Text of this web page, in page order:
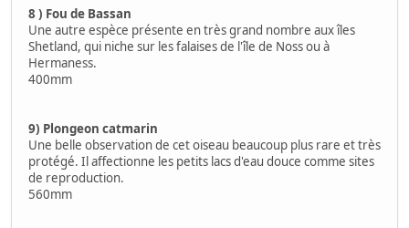
8 ) Fou de Bassan
Une autre espèce présente en très grand nombre aux îles
Shetland, qui niche sur les falaises de l'île de Noss ou à
Hermaness.
400mm
9) Plongeon catmarin
Une belle observation de cet oiseau beaucoup plus rare et très
protégé. Il affectionne les petits lacs d'eau douce comme sites
de reproduction.
560mm